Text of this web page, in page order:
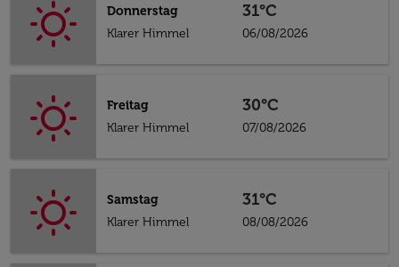
Donnerstag
Klarer Himmel
31°C
06/08/2026
Freitag
Klarer Himmel
30°C
07/08/2026
Samstag
Klarer Himmel
31°C
08/08/2026